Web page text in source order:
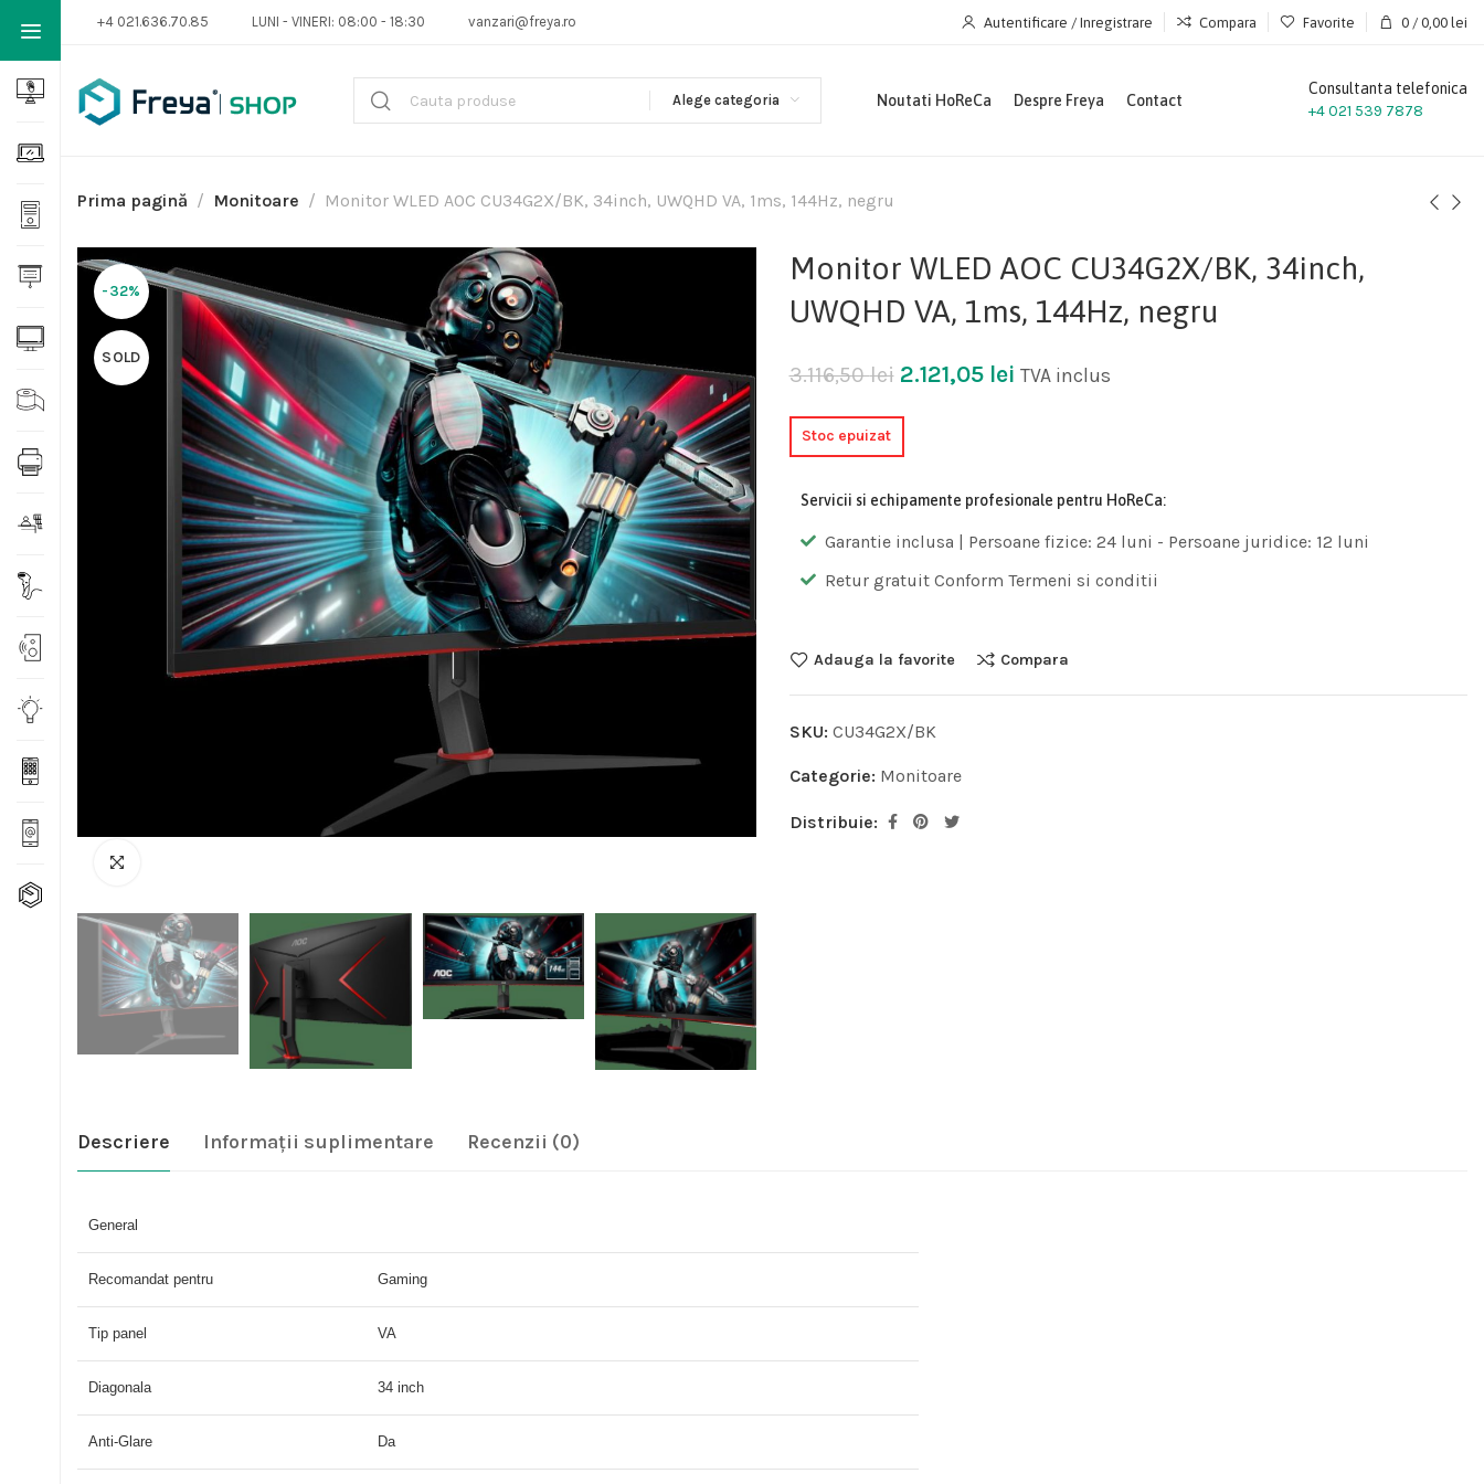
+4 021.636.70.85 LUNI - VINERI: 08:00 - 18:30 vanzari@freya.ro Autentificare / Inregistrare Compara Favorite 0 / 0,00 lei
Alege categoria Noutati HoReCa Despre Freya Contact
Consultanta telefonica
+4 021 539 7878
Prima pagină Monitoare Monitor WLED AOC CU34G2X/BK, 34inch, UWQHD VA, 1ms, 144Hz, negru
-32%
SOLD
Monitor WLED AOC CU34G2X/BK, 34inch,
UWQHD VA, 1ms, 144Hz, negru
3.116,50lei 2.121,05 lei TVA inclus
Stoc epuizat
Servicii si echipamente profesionale pentru HoReCa:
Garantie inclusa | Persoane fizice: 24 luni - Persoane juridice: 12 luni
Retur gratuit Conform Termeni si conditii
Adauga la favorite Compara
SKU: CU34G2X/BK
Categorie: Monitoare
Distribuie:
Descriere Informații suplimentare Recenzii (0)
General
Recomandat pentru Gaming
Tip panel VA
Diagonala 34 inch
Anti-Glare Da